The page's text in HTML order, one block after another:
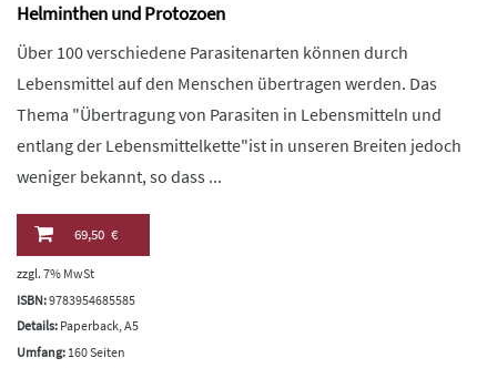
Helminthen und Protozoen
Über 100 verschiedene Parasitenarten können durch
Lebensmittel auf den Menschen übertragen werden. Das
Thema "Übertragung von Parasiten in Lebensmitteln und
entlang der Lebensmittelkette"ist in unseren Breiten jedoch
weniger bekannt, so dass ...
69,50 €
zzgl. 7% MwSt
ISBN:9783954685585
Details: Paperback, A5
Umfang: 160 Seiten